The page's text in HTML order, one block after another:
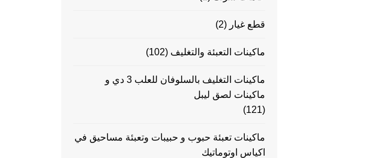
قطع غيار (2)
ماكينات التعبئة والتغليف (102)
ماكينات التغليف بالسلوفان للعلب 3 دي و
ماكينات لصق ليبل
(121)
ماكينات تعبئة حبوب و حبيبات وتعبئة مساحيق في
اكياس اوتوماتيك